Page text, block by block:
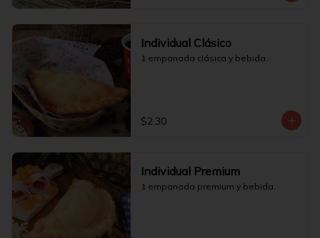
Individual Clásico
1 empanada clásica y bebida.
$2.30
Individual Premium
1 empanada premium y bebida.